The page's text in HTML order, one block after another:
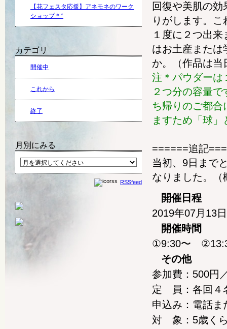
【花フェスタ応援】アネモネのワーク
ショップ＊*
カテゴリ
開催中
これから
終了
月別にみる
RSSfeed
回復や美肌の
りがします。
１度に２つ出
はお土産または
か。（作品は当
注＊パウダーは
２つ分の容量
ち帰りのご都
ますため「球
======追記
当初、9日まで
なりました。（
開催日程
2019年07月13
開催時間
①9:30〜
その他
参加費：500円
定 員：各回４
申込み：電話ま
対 象：5歳く